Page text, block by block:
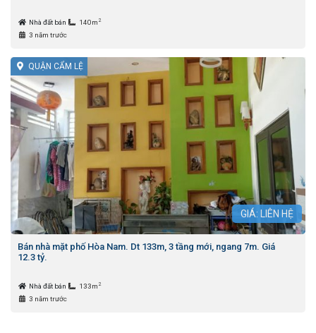
Nhà đất bán 140m 2
3 năm trước
QUẬN CẨM LỆ
GIÁ: LIÊN HỆ
Bán nhà mặt phố Hòa Nam. Dt 133m, 3 tầng mới, ngang 7m. Giá
12.3 tỷ.
Nhà đất bán 133m 2
3 năm trước